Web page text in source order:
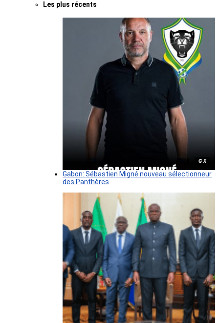
Les plus récents
© X
Gabon: Sébastien Migné nouveau sélectionneur
des Panthères